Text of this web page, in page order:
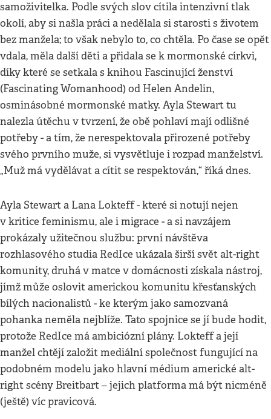
samoživitelka. Podle svých slov cítila intenzivní tlak
okolí, aby si našla práci a nedělala si starosti s životem
bez manžela; to však nebylo to, co chtěla. Po čase se opět
vdala, měla další děti a přidala se k mormonské církvi,
díky které se setkala s knihou Fascinující ženství
(Fascinating Womanhood) od Helen Andelin,
osminásobné mormonské matky. Ayla Stewart tu
nalezla útěchu v tvrzení, že obě pohlaví mají odlišné
potřeby - a tím, že nerespektovala přirozené potřeby
svého prvního muže, si vysvětluje i rozpad manželství.
„Muž má vydělávat a cítit se respektován,“ říká dnes.
Ayla Stewart a Lana Lokteff - které si notují nejen
v kritice feminismu, ale i migrace - a si navzájem
prokázaly užitečnou službu: první návštěva
rozhlasového studia RedIce ukázala širší svět alt-right
komunity, druhá v matce v domácnosti získala nástroj,
jímž může oslovit americkou komunitu křesťanských
bílých nacionalistů - ke kterým jako samozvaná
pohanka neměla nejblíže. Tato spojnice se jí bude hodit,
protože RedIce má ambiciózní plány. Lokteff a její
manžel chtějí založit mediální společnost fungující na
podobném modelu jako hlavní médium americké alt-
right scény Breitbart – jejich platforma má být nicméně
(ještě) víc pravicová.